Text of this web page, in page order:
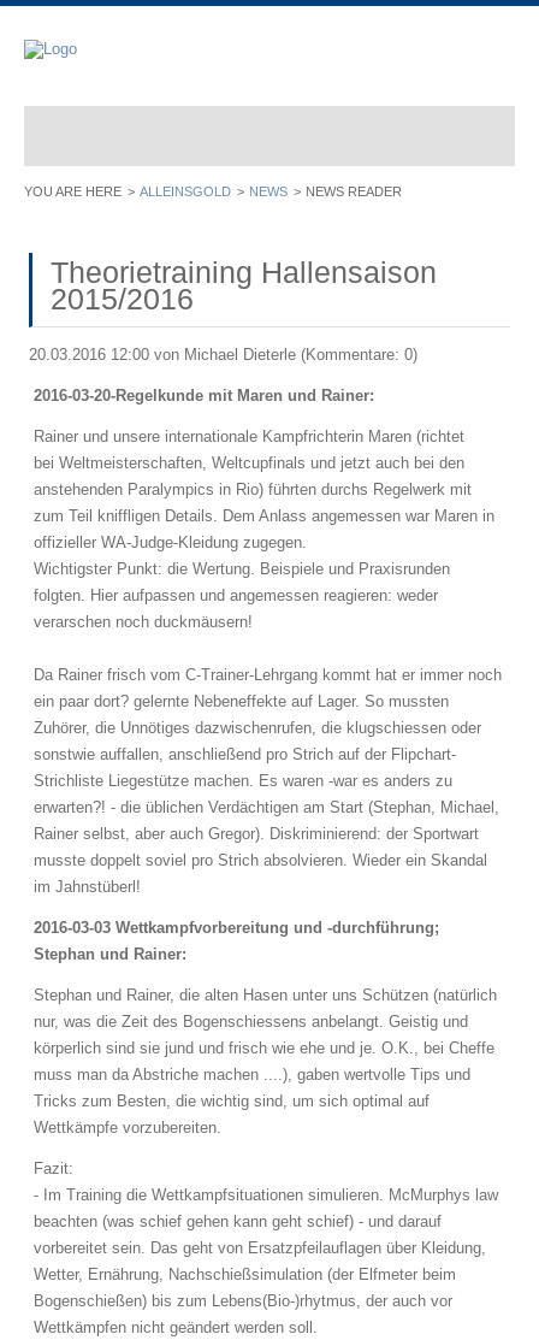
ALLEINSGOLD NEWS NEWS READER
Theorietraining Hallensaison
2015/2016
20.03.2016 12:00 von Michael Dieterle (Kommentare: 0)
2016-03-20-Regelkunde mit Maren und Rainer:
Rainer und unsere internationale Kampfrichterin Maren (richtet
bei Weltmeisterschaften, Weltcupfinals und jetzt auch bei den
anstehenden Paralympics in Rio) führten durchs Regelwerk mit
zum Teil kniffligen Details. Dem Anlass angemessen war Maren in
offizieller WA-Judge-Kleidung zugegen.
Wichtigster Punkt: die Wertung. Beispiele und Praxisrunden
folgten. Hier aufpassen und angemessen reagieren: weder
verarschen noch duckmäusern!
Da Rainer frisch vom C-Trainer-Lehrgang kommt hat er immer noch
ein paar dort? gelernte Nebeneffekte auf Lager. So mussten
Zuhörer, die Unnötiges dazwischenrufen, die klugschiessen oder
sonstwie auffallen, anschließend pro Strich auf der Flipchart-
Strichliste Liegestütze machen. Es waren -war es anders zu
erwarten?! - die üblichen Verdächtigen am Start (Stephan, Michael,
Rainer selbst, aber auch Gregor). Diskriminierend: der Sportwart
musste doppelt soviel pro Strich absolvieren. Wieder ein Skandal
im Jahnstüberl!
2016-03-03 Wettkampfvorbereitung und -durchführung;
Stephan und Rainer:
Stephan und Rainer, die alten Hasen unter uns Schützen (natürlich
nur, was die Zeit des Bogenschiessens anbelangt. Geistig und
körperlich sind sie jund und frisch wie ehe und je. O.K., bei Cheffe
muss man da Abstriche machen ....), gaben wertvolle Tips und
Tricks zum Besten, die wichtig sind, um sich optimal auf
Wettkämpfe vorzubereiten.
Fazit:
- Im Training die Wettkampfsituationen simulieren. McMurphys law
beachten (was schief gehen kann geht schief) - und darauf
vorbereitet sein. Das geht von Ersatzpfeilauflagen über Kleidung,
Wetter, Ernährung, Nachschießsimulation (der Elfmeter beim
Bogenschießen) bis zum Lebens(Bio-)rhytmus, der auch vor
Wettkämpfen nicht geändert werden soll.